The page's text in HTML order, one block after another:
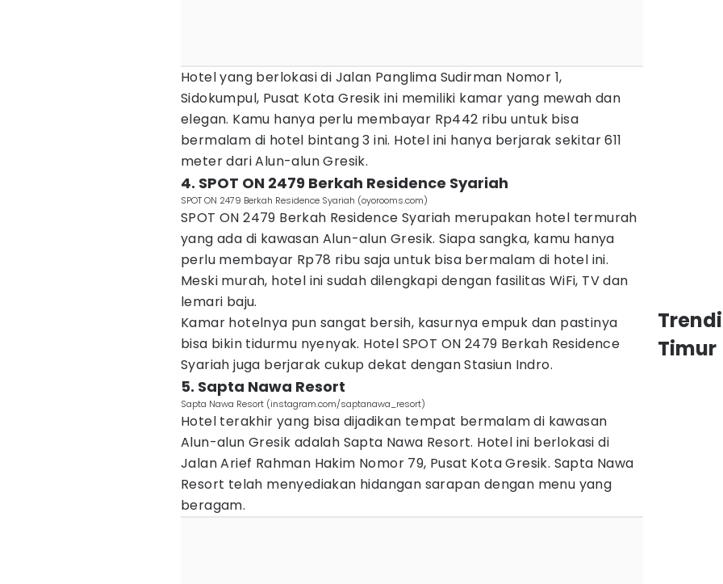
Hotel yang berlokasi di Jalan Panglima Sudirman Nomor 1,
Sidokumpul, Pusat Kota Gresik ini memiliki kamar yang mewah dan
elegan. Kamu hanya perlu membayar Rp442 ribu untuk bisa
bermalam di hotel bintang 3 ini. Hotel ini hanya berjarak sekitar 611
meter dari Alun-alun Gresik.
4. SPOT ON 2479 Berkah Residence Syariah
SPOT ON 2479 Berkah Residence Syariah (oyorooms.com)
SPOT ON 2479 Berkah Residence Syariah merupakan hotel termurah
yang ada di kawasan Alun-alun Gresik. Siapa sangka, kamu hanya
perlu membayar Rp78 ribu saja untuk bisa bermalam di hotel ini.
Meski murah, hotel ini sudah dilengkapi dengan fasilitas WiFi, TV dan
lemari baju.
Kamar hotelnya pun sangat bersih, kasurnya empuk dan pastinya
bisa bikin tidurmu nyenyak. Hotel SPOT ON 2479 Berkah Residence
Syariah juga berjarak cukup dekat dengan Stasiun Indro.
5. Sapta Nawa Resort
Sapta Nawa Resort (instagram.com/saptanawa_resort)
Hotel terakhir yang bisa dijadikan tempat bermalam di kawasan
Alun-alun Gresik adalah Sapta Nawa Resort. Hotel ini berlokasi di
Jalan Arief Rahman Hakim Nomor 79, Pusat Kota Gresik. Sapta Nawa
Resort telah menyediakan hidangan sarapan dengan menu yang
beragam.
Timur